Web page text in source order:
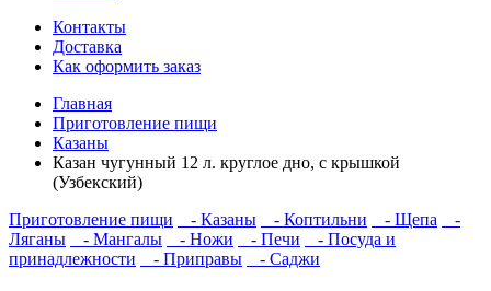
Контакты
Доставка
Как оформить заказ
Главная
Приготовление пищи
Казаны
Казан чугунный 12 л. круглое дно, с крышкой
(Узбекский)
Приготовление пищи
- Казаны - Коптильни - Щепа
-
Ляганы
- Мангалы - Ножи - Печи
- Посуда и
принадлежности
- Приправы - Саджи